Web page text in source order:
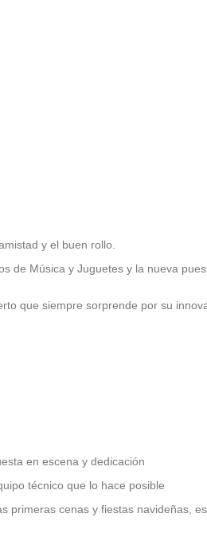
y el buen rollo.
de Música y Juguetes y la nueva
que siempre sorprende por su
en escena y dedicación
técnico que lo hace posible
primeras cenas y fiestas navideñas,